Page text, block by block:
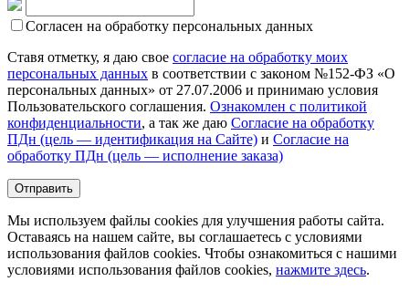
Согласен на обработку персональных данных
Ставя отметку, я даю свое согласие на обработку моих
персональных данных в соответствии с законом №152-ФЗ «О
персональных данных» от 27.07.2006 и принимаю условия
Пользовательского соглашения. Ознакомлен с политикой
конфиденциальности, а так же даю Согласие на обработку
ПДн (цель — идентификация на Сайте) и Согласие на
обработку ПДн (цель — исполнение заказа)
Мы используем файлы cookies для улучшения работы сайта.
Оставаясь на нашем сайте, вы соглашаетесь с условиями
использования файлов cookies. Чтобы ознакомиться с нашими
условиями использования файлов cookies, нажмите здесь.